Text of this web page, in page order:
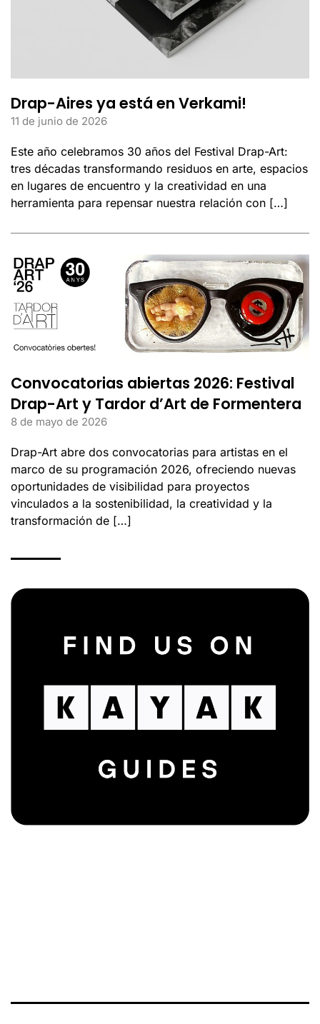
Drap-Aires ya está en Verkami!
11 de junio de 2026
Este año celebramos 30 años del Festival Drap-Art:
tres décadas transformando residuos en arte, espacios
en lugares de encuentro y la creatividad en una
herramienta para repensar nuestra relación con […]
Convocatorias abiertas 2026: Festival
Drap-Art y Tardor d’Art de Formentera
8 de mayo de 2026
Drap-Art abre dos convocatorias para artistas en el
marco de su programación 2026, ofreciendo nuevas
oportunidades de visibilidad para proyectos
vinculados a la sostenibilidad, la creatividad y la
transformación de […]